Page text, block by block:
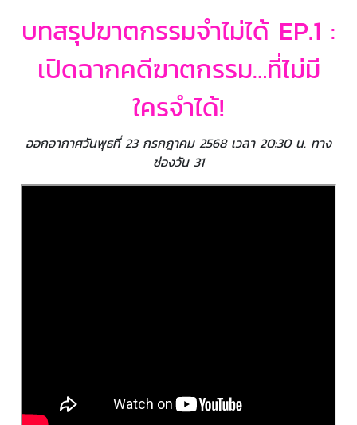
บทสรุปฆาตกรรมจำไม่ได้ EP.1 :
เปิดฉากคดีฆาตกรรม…ที่ไม่มี
ใครจำได้!
ออกอากาศวันพุธที่ 23 กรกฎาคม 2568 เวลา 20:30 น. ทาง
ช่องวัน 31